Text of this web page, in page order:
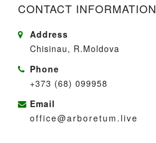
CONTACT INFORMATION
Address
Chisinau, R.Moldova
Phone
+373 (68) 099958
Email
office@arboretum.live